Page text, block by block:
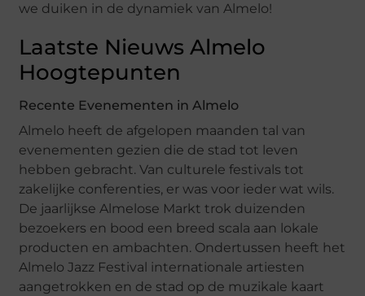
we duiken in de dynamiek van Almelo!
Laatste Nieuws Almelo
Hoogtepunten
Recente Evenementen in Almelo
Almelo heeft de afgelopen maanden tal van
evenementen gezien die de stad tot leven
hebben gebracht. Van culturele festivals tot
zakelijke conferenties, er was voor ieder wat wils.
De jaarlijkse Almelose Markt trok duizenden
bezoekers en bood een breed scala aan lokale
producten en ambachten. Ondertussen heeft het
Almelo Jazz Festival internationale artiesten
aangetrokken en de stad op de muzikale kaart